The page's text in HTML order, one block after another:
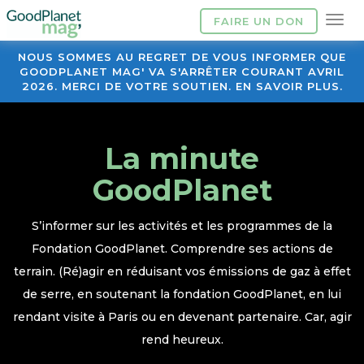
FAIRE UN DON
NOUS SOMMES AU REGRET DE VOUS INFORMER QUE
GOODPLANET MAG' VA S'ARRÊTER COURANT AVRIL
2026. MERCI DE VOTRE SOUTIEN. EN SAVOIR PLUS.
La minute
GoodPlanet
S’informer sur les activités et les programmes de la
Fondation GoodPlanet. Comprendre ses actions de
terrain. (Ré)agir en réduisant vos émissions de gaz à effet
de serre, en soutenant la fondation GoodPlanet, en lui
rendant visite à Paris ou en devenant partenaire. Car, agir
rend heureux.